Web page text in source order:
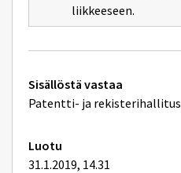
liikkeeseen.
Tekniset
lisätiedot
Sisällöstä vastaa
Patentti- ja rekisterihallitus
Luotu
31.1.2019, 14.31